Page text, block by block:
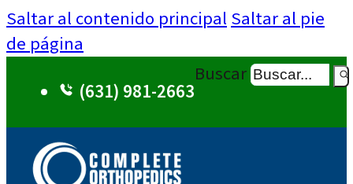
Saltar al contenido principal Saltar al pie
de página
(631) 981-2663
Buscar